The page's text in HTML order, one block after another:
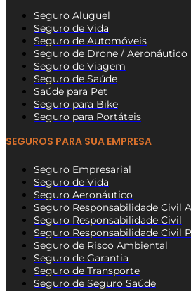
Seguro Aluguel
Seguro de Vida
Seguro de Automóveis
Seguro de Drone / Aeronáutico
Seguro de Viagem
Seguro de Saúde
Saúde para Pet
Seguro para Bike
Seguro para Portáteis
SEGUROS PARA SUA EMPRESA
Seguro Empresarial
Seguro de Vida
Seguro Aeronáutico
Seguro Responsabilidade Civil
Seguro Responsabilidade Civil
Seguro Responsabilidade Civil
Seguro de Risco Ambiental
Seguro de Garantia
Seguro de Transporte
Seguro de Seguro Saúde